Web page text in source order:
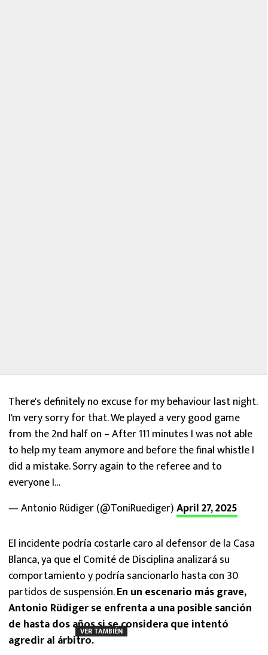
There's definitely no excuse for my behaviour last night.
I'm very sorry for that. We played a very good game
from the 2nd half on – After 111 minutes I was not able
to help my team anymore and before the final whistle I
did a mistake. Sorry again to the referee and to
everyone I…
— Antonio Rüdiger (@ToniRuediger)April 27, 2025
El incidente podría costarle caro al defensor de la Casa
Blanca, ya que el Comité de Disciplina analizará su
comportamiento y podría sancionarlo hasta con 30
partidos de suspensión.En un escenario más grave,
Antonio Rüdiger se enfrenta a una posible sanción
de hasta dos años si se considera que intentó
agredir al árbitro.
VER TAMBIÉN